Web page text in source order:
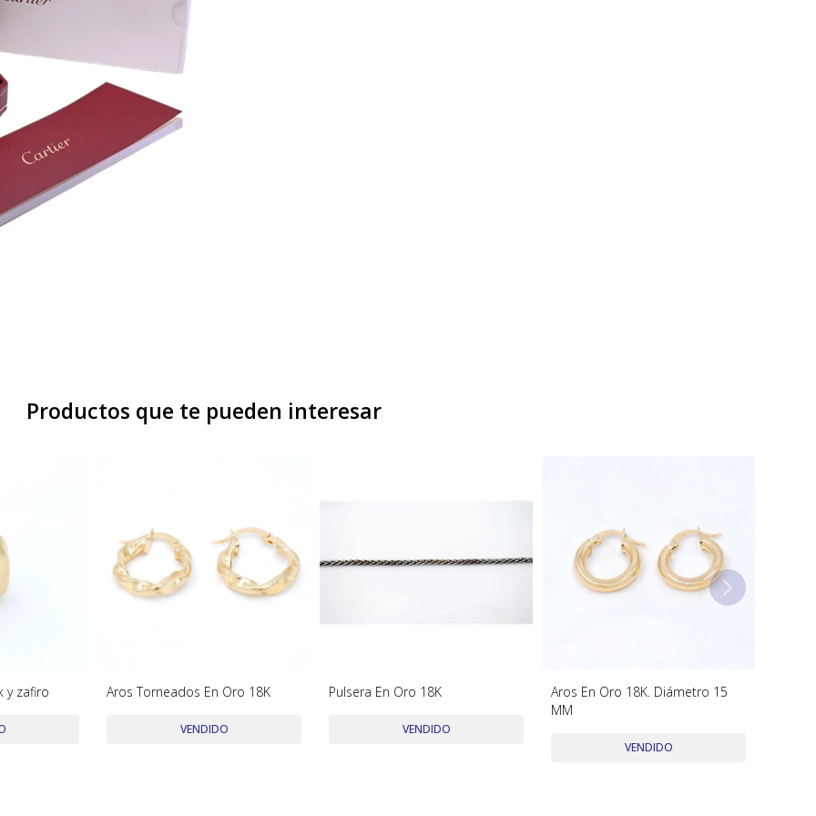
Productos que te pueden interesar
y zafiro Aros Torneados En Oro 18K
VENDIDO
Pulsera En Oro 18K
VENDIDO
Aros En Oro 18K. Diámetro 15
MM
VENDIDO